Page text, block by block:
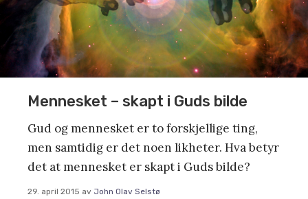
Mennesket – skapt i Guds bilde
Gud og mennesket er to forskjellige ting,
men samtidig er det noen likheter. Hva betyr
det at mennesket er skapt i Guds bilde?
29. april 2015 av John Olav Selstø